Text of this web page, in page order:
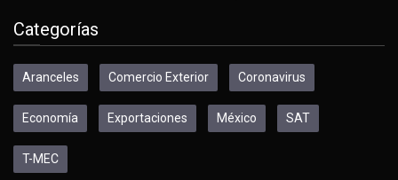
Categorías
Aranceles Comercio Exterior Coronavirus
Economía Exportaciones México SAT
T-MEC